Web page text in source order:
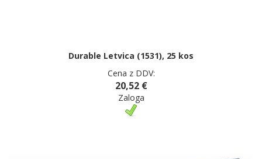
Durable Letvica (1531), 25 kos
Cena z DDV:
20,52 €
Zaloga